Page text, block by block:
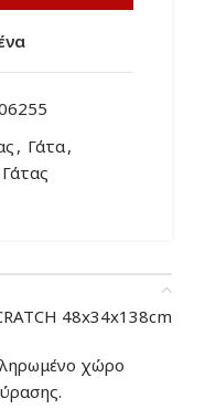
, Γάτα,
48x34x138cm
χώρο